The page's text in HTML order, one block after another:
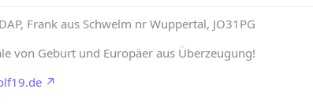
Frank aus Schwelm nr Wuppertal, JO31PG
von Geburt und Europäer aus Überzeugung!